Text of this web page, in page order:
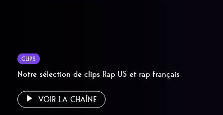
CLIPS
Notre sélection de clips Rap US et rap français
VOIR LA CHAÎNE